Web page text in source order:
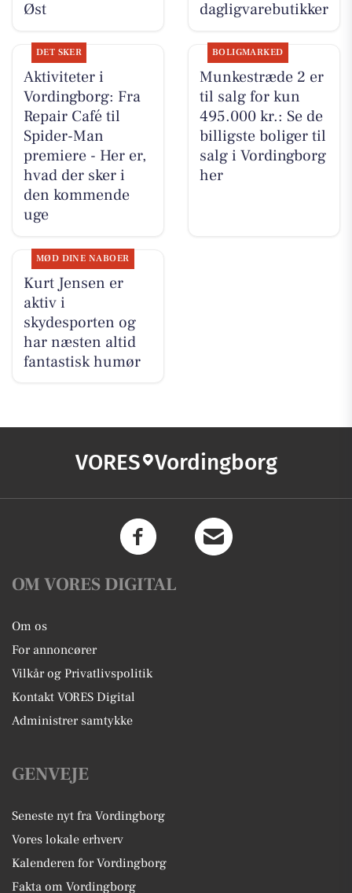
Øst
dagligvarebutikker
DET SKER
Aktiviteter i
Vordingborg: Fra
Repair Café til
Spider-Man
premiere - Her er,
hvad der sker i
den kommende
uge
BOLIGMARKED
Munkestræde 2 er
til salg for kun
495.000 kr.: Se de
billigste boliger til
salg i Vordingborg
her
MØD DINE NABOER
Kurt Jensen er
aktiv i
skydesporten og
har næsten altid
fantastisk humør
VORES Vordingborg
OM VORES DIGITAL
Om os
For annoncører
Vilkår og Privatlivspolitik
Kontakt VORES Digital
Administrer samtykke
GENVEJE
Seneste nyt fra Vordingborg
Vores lokale erhverv
Kalenderen for Vordingborg
Fakta om Vordingborg